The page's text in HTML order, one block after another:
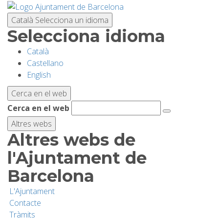
Català Selecciona un idioma
Selecciona idioma
Català
Castellano
English
Cerca en el web
Cerca en el web
Altres webs
Altres webs de
l'Ajuntament de
Barcelona
L'Ajuntament
Contacte
Tràmits
Vés
contingut
PLANIFICA LA VISITA
BIODIVERSITAT
ACTIVITATS
ESCOLES
RECERCA I CONSERVACIÓ
SOSTENIBILITAT